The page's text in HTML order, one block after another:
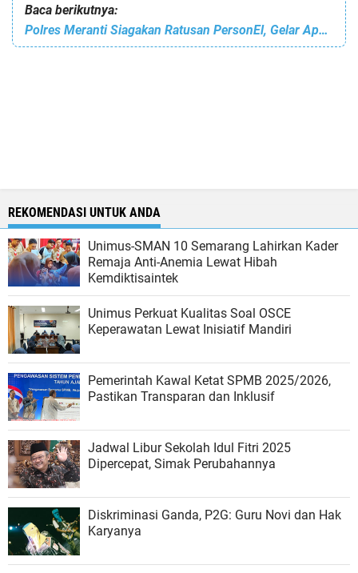
Baca berikutnya:
Polres Meranti Siagakan Ratusan PersonEl, Gelar Apel Amankan Malam Takbir
REKOMENDASI UNTUK ANDA
Unimus-SMAN 10 Semarang Lahirkan Kader
Remaja Anti-Anemia Lewat Hibah
Kemdiktisaintek
Unimus Perkuat Kualitas Soal OSCE
Keperawatan Lewat Inisiatif Mandiri
Pemerintah Kawal Ketat SPMB 2025/2026,
Pastikan Transparan dan Inklusif
Jadwal Libur Sekolah Idul Fitri 2025
Dipercepat, Simak Perubahannya
Diskriminasi Ganda, P2G: Guru Novi dan Hak
Karyanya